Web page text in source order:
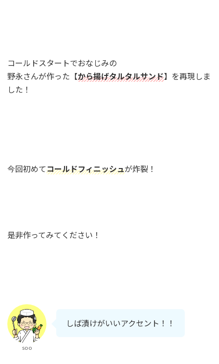
コールドスタートでおなじみの
野永さんが作った【から揚げタルタルサンド】を再現しま
した！
今回初めてコールドフィニッシュが炸裂！
是非作ってみてください！
soo
しば漬けがいいアクセント！！